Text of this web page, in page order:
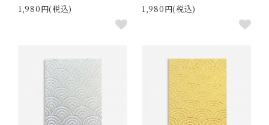
1,980円(税込)
1,980円(税込)